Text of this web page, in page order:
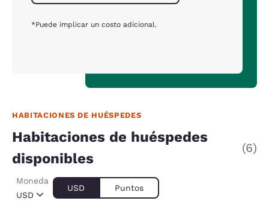
*Puede implicar un costo adicional.
HABITACIONES DE HUÉSPEDES
Habitaciones de huéspedes
disponibles
(6)
USD
Moneda
USD Puntos